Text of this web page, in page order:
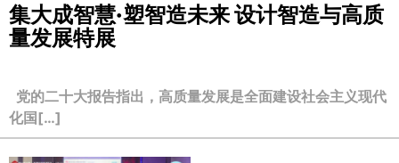
集大成智慧·塑智造未来设计智造与高质
量发展特展
党的二十大报告指出，高质量发展是全面建设社会主义现代
化国[…]